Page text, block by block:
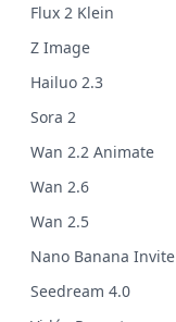
Flux 2 Klein
Z Image
Hailuo 2.3
Sora 2
Wan 2.2 Animate
Wan 2.6
Wan 2.5
Nano Banana Invite
Seedream 4.0